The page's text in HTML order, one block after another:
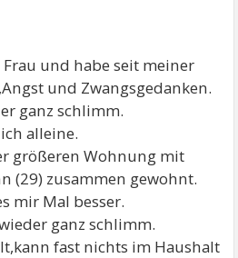
und habe seit meiner
und Zwangsgedanken.
ganz schlimm.
alleine.
größeren Wohnung mit
(29) zusammen gewohnt.
mir Mal besser.
ganz schlimm.
fast nichts im Haushalt